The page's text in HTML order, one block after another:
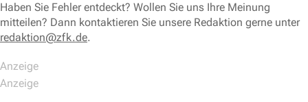
Haben Sie Fehler entdeckt? Wollen Sie uns Ihre Meinung
mitteilen? Dann kontaktieren Sie unsere Redaktion gerne unter
redaktion@zfk.de.